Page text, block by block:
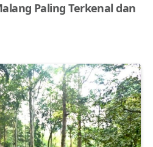
Paling Terkenal dan